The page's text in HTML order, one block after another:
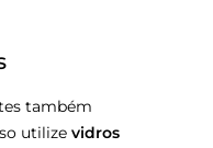
também
utilize vidros